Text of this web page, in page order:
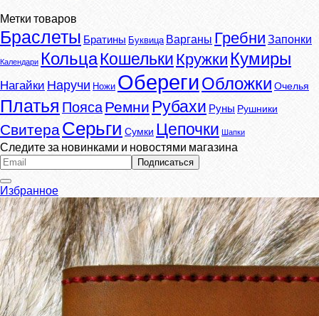
Метки товаров
Браслеты Братины Буквица Варганы Гребни Запонки
Календари КольцаКошелькиКружки Кумиры
Нагайки Наручи Ножи ОберегиОбложки Очелья
Платья ПоясаРемни Рубахи Руны Рушники
СвитераСерьги Сумки Цепочки Шапки
Следите за новинками и новостями магазина
Избранное